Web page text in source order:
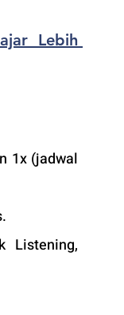
Lebih
1x (jadwal
Listening,